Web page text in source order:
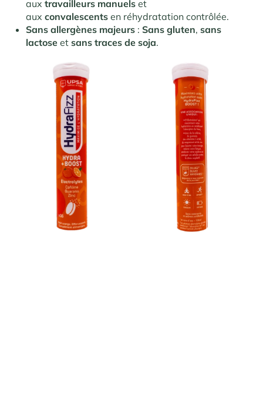
aux travailleurs manuels et
aux convalescents en réhydratation contrôlée.
Sans allergènes majeurs : Sans gluten, sans
lactose et sans traces de soja.